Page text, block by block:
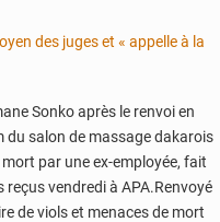
Sonko après le renvoi en
du salon de massage dakarois
par une ex-employée, fait
vendredi à APA.Renvoyé
de viols et menaces de mort